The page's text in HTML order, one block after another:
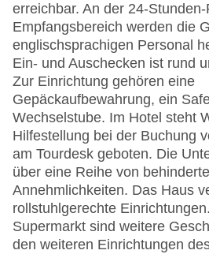
erreichbar. An der 24-
Empfangsbereich werden die
englischsprachigen Personal
Ein- und Auschecken ist rund
Zur Einrichtung gehören eine
Gepäckaufbewahrung, ein
Wechselstube. Im Hotel steht
Hilfestellung bei der Buchung
am Tourdesk geboten. Die
über eine Reihe von
Annehmlichkeiten. Das Haus
rollstuhlgerechte
Supermarkt sind weitere
den weiteren Einrichtungen